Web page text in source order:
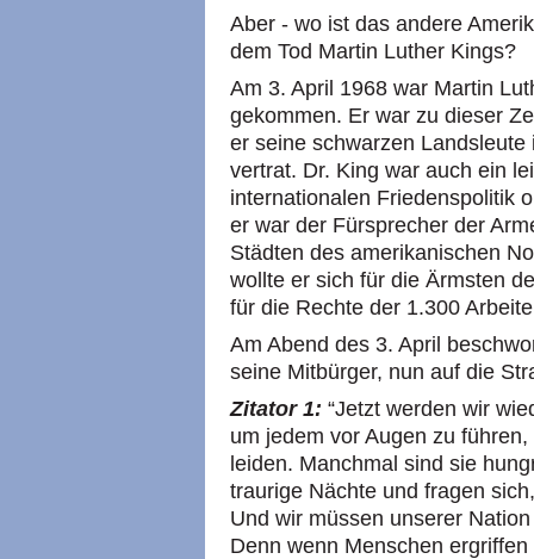
Aber - wo ist das andere
dem Tod Martin Luther Kings?
Am 3. April 1968 war Martin
gekommen. Er war zu dieser
er seine schwarzen
vertrat. Dr. King war auch ein
internationalen Friedenspolitik
er war der Fürsprecher der
Städten des amerikanischen
wollte er sich für die Ärmsten
für die Rechte der 1.300
Am Abend des 3. April
seine Mitbürger, nun auf die
Zitator 1: “Jetzt werden wir
um jedem vor Augen zu
leiden. Manchmal sind sie
traurige Nächte und fragen
Und wir müssen unserer
Denn wenn Menschen